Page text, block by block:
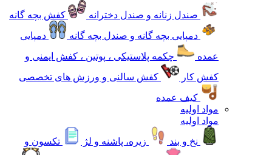
صندل زنانه و صندل دخترانه
کفش بچه گانه
دمپایی بچه گانه و صندل بچه گانه
دمپایی
عمده
چکمه پلاستیکی ، پوتین ، کفش ایمنی و
کفش کار
کفش سالنی و ورزش های تخصصی
کیف عمده
مواد اولیه
مواد اولیه
نخ و بند
زیره، پاشنه و لژ
تکسون و